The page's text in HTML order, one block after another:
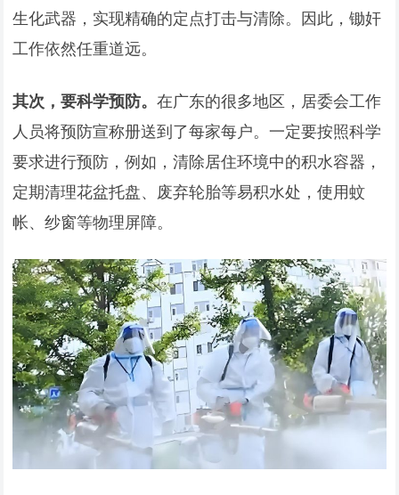
生化武器，实现精确的定点打击与清除。因此，锄奸
工作依然任重道远。
其次，要科学预防。在广东的很多地区，居委会工作
人员将预防宣称册送到了每家每户。一定要按照科学
要求进行预防，例如，清除居住环境中的积水容器，
定期清理花盆托盘、废弃轮胎等易积水处，使用蚊
帐、纱窗等物理屏障。